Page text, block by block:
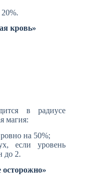
кровь»
в радиусе
магия:
на 50%;
если уровень
до 2.